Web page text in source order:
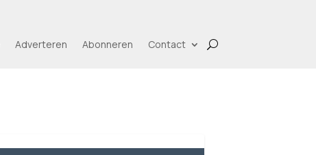
Adverteren Abonneren Contact